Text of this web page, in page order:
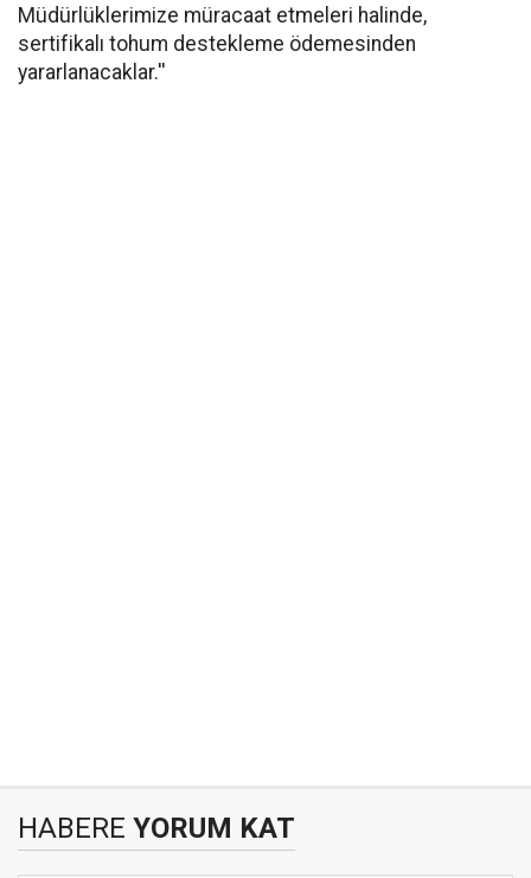
Müdürlüklerimize müracaat etmeleri halinde,
sertifikalı tohum destekleme ödemesinden
yararlanacaklar.''
HABERE YORUM KAT